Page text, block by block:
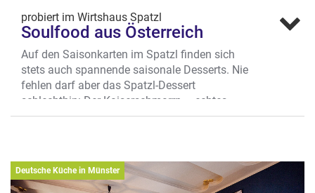
probiert im Wirtshaus Spatzl
Soulfood aus Österreich
Auf den Saisonkarten im Spatzl finden sich
stets auch spannende saisonale Desserts. Nie
fehlen darf aber das Spatzl-Dessert
schlechthin: Der Kaiserschmarrn – echtes
österreichisches Soulfood, das manchem
Wo? Am Stadtgraben 52, Aasee
Deutsche Küche in Münster